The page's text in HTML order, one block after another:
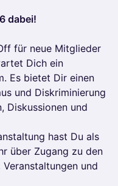
dabei!
für neue Mitglieder
Dich ein
Es bietet Dir einen
und Diskriminierung
Diskussionen und
hast Du als
über Zugang zu den
und